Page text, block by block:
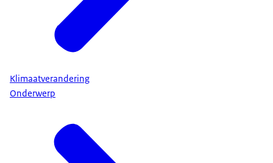
Klimaatverandering
Onderwerp